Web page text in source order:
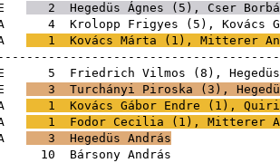
2 Hegedüs Ágnes ( 5 ), Cser
4 Krolopp Frigyes ( 5 ), Kovács
1 Kovács Márta ( 1 ), Mitterer
5 Friedrich Vilmos ( 8 ),
3 Turchányi Piroska ( 3 ),
1 Kovács Gábor Endre ( 1 ),
1 Fodor Cecilia ( 1 ), Mitterer
3
Hegedüs András
10
Bársony András